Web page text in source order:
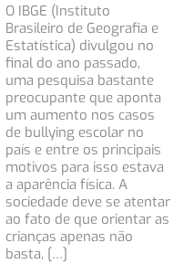
O IBGE (Instituto
Brasileiro de Geografia e
Estatística) divulgou no
final do ano passado,
uma pesquisa bastante
preocupante que aponta
um aumento nos casos
de bullying escolar no
país e entre os principais
motivos para isso estava
a aparência física. A
sociedade deve se atentar
ao fato de que orientar as
crianças apenas não
basta, […]